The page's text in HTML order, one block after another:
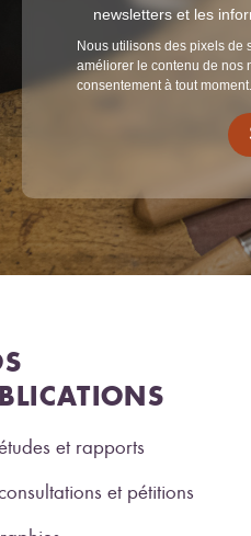
newsletters et les
Nous utilisons des pixels de
améliorer le contenu de nos
consentement à tout moment.
et rapports
et pétitions